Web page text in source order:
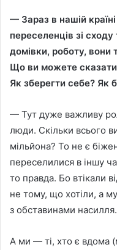
— Зараз в нашiй
переселенцiв зi
домiвки, роботу, вони
Що ви можете сказати
Як зберегти себе? Як
— Тут дуже важливу
люди. Скiльки всього
мiльйона? То не є
переселилися в iншу
то правда. Бо втiкали
не тому, що хотiли, а
з обставинами насилля.
А ми — тi, хто є вдома